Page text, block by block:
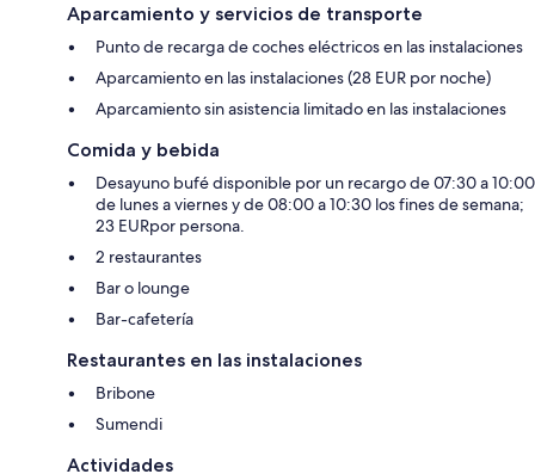
Aparcamiento y servicios de transporte
Punto de recarga de coches eléctricos en las instalaciones
Aparcamiento en las instalaciones (28 EUR por noche)
Aparcamiento sin asistencia limitado en las instalaciones
Comida y bebida
Desayuno bufé disponible por un recargo de 07:30 a 10:00
de lunes a viernes y de 08:00 a 10:30 los fines de semana;
23 EURpor persona.
2 restaurantes
Bar o lounge
Bar-cafetería
Restaurantes en las instalaciones
Bribone
Sumendi
Actividades